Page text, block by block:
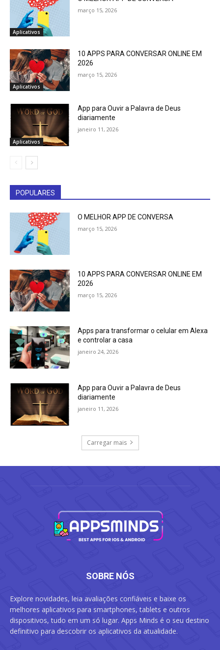
Aplicativos
março 15, 2026
Aplicativos
10 APPS PARA CONVERSAR ONLINE EM
2026
março 15, 2026
Aplicativos
App para Ouvir a Palavra de Deus
diariamente
janeiro 11, 2026
POPULARES
O MELHOR APP DE CONVERSA
março 15, 2026
10 APPS PARA CONVERSAR ONLINE EM
2026
março 15, 2026
Apps para transformar o celular em Alexa
e controlar a casa
janeiro 24, 2026
App para Ouvir a Palavra de Deus
diariamente
janeiro 11, 2026
Carregar mais
SOBRE NÓS
Explore novidades, leia avaliações confiáveis e baixe os
melhores aplicativos para smartphones, tablets e outros
dispositivos, tudo em um só lugar. Apps Minds é o seu destino
definitivo para descobrir os aplicativos da atualidade.